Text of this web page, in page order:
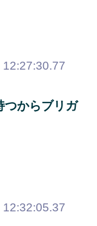
つからブリガ